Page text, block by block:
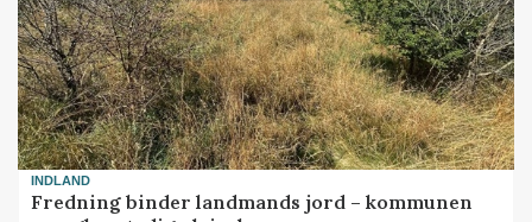
INDLAND
Fredning binder landmands jord – kommunen